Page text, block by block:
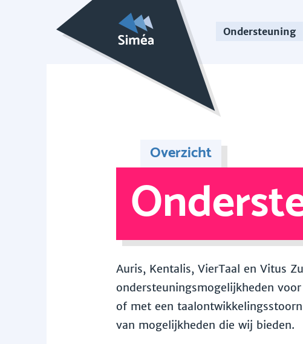
Ondersteuning
Overzicht
Auris, Kentalis, VierTaal en Vitus
ondersteuningsmogelijkheden
of met een
van mogelijkheden die wij bieden.